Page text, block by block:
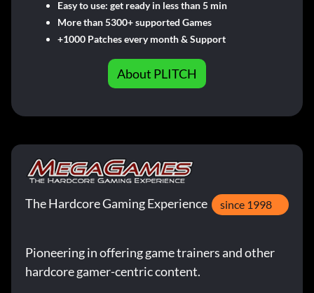
Easy to use: get ready in less than 5 min
More than 5300+ supported Games
+1000 Patches every month & Support
About PLITCH
The Hardcore Gaming Experience since 1998
Pioneering in offering game trainers and other
hardcore gamer-centric content.